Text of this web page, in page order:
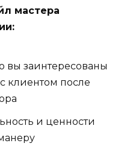
мастера
вы заинтересованы
клиентом после
и ценности